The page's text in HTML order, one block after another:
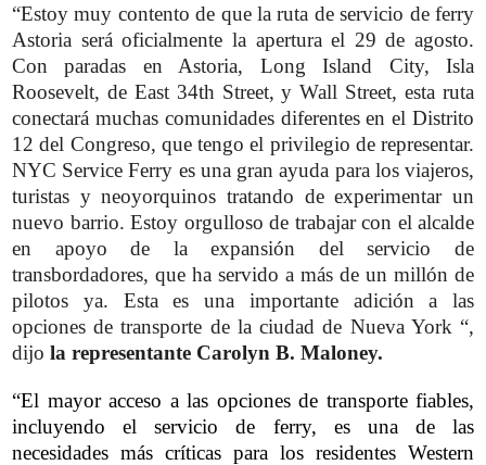
“Estoy muy contento de que la ruta de servicio de ferry
Astoria será oficialmente la apertura el 29 de agosto.
Con paradas en Astoria, Long Island City, Isla
Roosevelt, de East 34th Street, y Wall Street, esta ruta
conectará muchas comunidades diferentes en el Distrito
12 del Congreso, que tengo el privilegio de representar.
NYC Service Ferry es una gran ayuda para los viajeros,
turistas y neoyorquinos tratando de experimentar un
nuevo barrio. Estoy orgulloso de trabajar con el alcalde
en apoyo de la expansión del servicio de
transbordadores, que ha servido a más de un millón de
pilotos ya. Esta es una importante adición a las
opciones de transporte de la ciudad de Nueva York “,
dijo la representante Carolyn B. Maloney.
“El mayor acceso a las opciones de transporte fiables,
incluyendo el servicio de ferry, es una de las
necesidades más críticas para los residentes Western